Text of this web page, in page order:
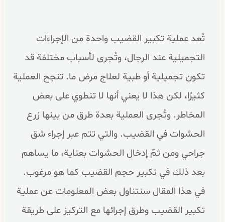
تُعد عملية تكبير القضيب واحدة من الإجراءات
التجميلية عند الرجال، وتُجرى لأسباب مختلفة قد
تكون تجميلية أو طبية لعلاج مرض ما. تنجح العملية
كثيرًا، لكن هذا لا يعني أنها لا تنطوي على بعض
المخاطر. وتُجرى العملية بعدة طرق من بينها زرع
الحشوات في القضيب. والتي تتم عبر إجراء شق
جراحي ومن ثمّ إدخال الحشوات بعناية، ما يساهم
بعد ذلك في تكبير حجم القضيب كما هو مرغوب.
في هذا المقال سنتناول بعض المعلومات عن عملية
تكبير القضيب وطرق إجرائها مع التركيز على طريقة